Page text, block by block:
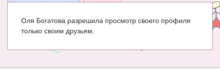
Оля Богатова разрешила просмотр своего профиля
только своим друзьям.